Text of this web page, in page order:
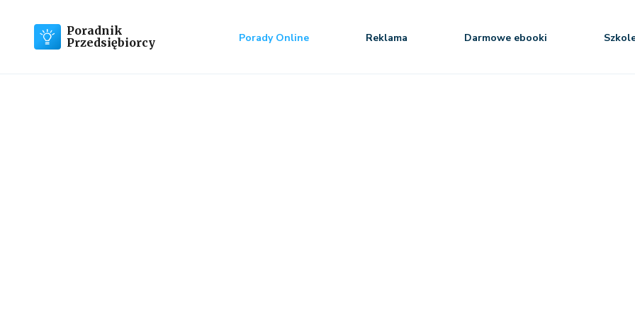
Poradnik
Przedsiębiorcy
Porady Online Reklama Darmowe ebooki